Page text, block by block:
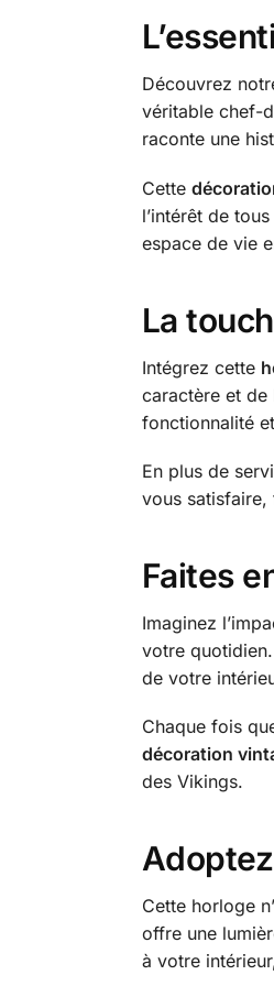
Découvrez
véritable chef-
raconte une
Cette
l’intérêt de
espace de vie
La
Intégrez cette
caractère et de
fonctionnalité
En plus de
vous satisfaire,
Faites
Imaginez
votre
de votre
Chaque fois
décoration
des Vikings.
Cette horloge
offre une
à votre